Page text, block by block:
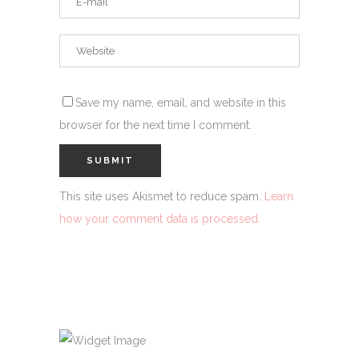
Save my name, email, and website in this
browser for the next time I comment.
This site uses Akismet to reduce spam.
Learn
how your comment data is processed.